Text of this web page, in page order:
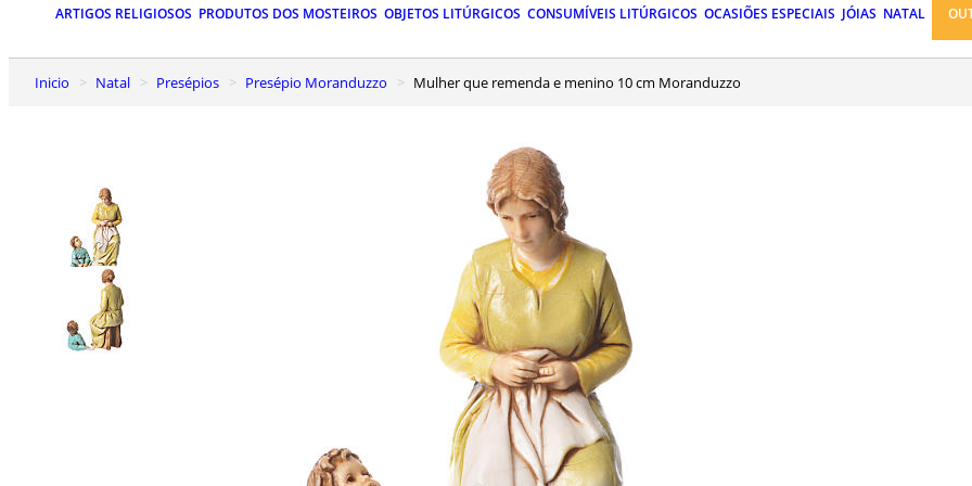
ARTIGOS RELIGIOSOS PRODUTOS DOS MOSTEIROS OBJETOS LITÚRGICOS CONSUMÍVEIS LITÚRGICOS OCASIÕES ESPECIAIS JÓIAS NATAL
Inicio Natal Presépios Presépio Moranduzzo Mulher que remenda e menino 10 cm Moranduzzo